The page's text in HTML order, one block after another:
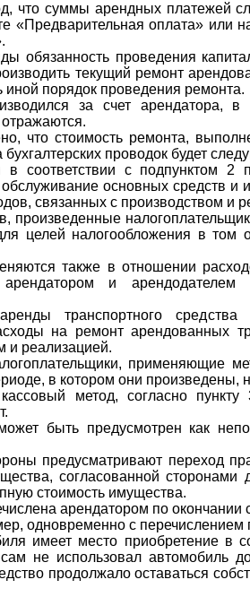
что суммы арендных платежей
«Предварительная оплата» или
обязанность проведения
текущий ремонт
порядок проведения ремонта.
за счет арендатора,
что стоимость ремонта,
проводок будет
в соответствии с подпунктом
основных средств
связанных с производством и
произведенные
целей налогообложения в
также в отношении
и
транспортного
на ремонт арендованных
и реализацией.
применяющие
в котором они
метод, согласно
быть предусмотрен как
предусматривают переход
согласованной
стоимость имущества.
арендатором по
одновременно с
имеет место приобретение в
не использовал автомобиль
продолжало оставаться